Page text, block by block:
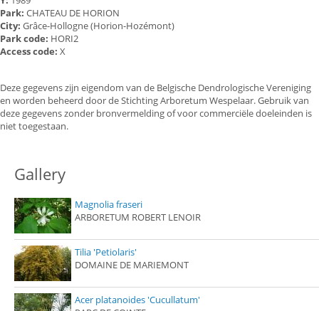
Park: CHATEAU DE HORION
City: Grâce-Hollogne (Horion-Hozémont)
Park code: HORI2
Access code: X
Deze gegevens zijn eigendom van de Belgische Dendrologische Vereniging
en worden beheerd door de Stichting Arboretum Wespelaar. Gebruik van
deze gegevens zonder bronvermelding of voor commerciële doeleinden is
niet toegestaan.
Gallery
Magnolia fraseri
ARBORETUM ROBERT LENOIR
Tilia 'Petiolaris'
DOMAINE DE MARIEMONT
Acer platanoides 'Cucullatum'